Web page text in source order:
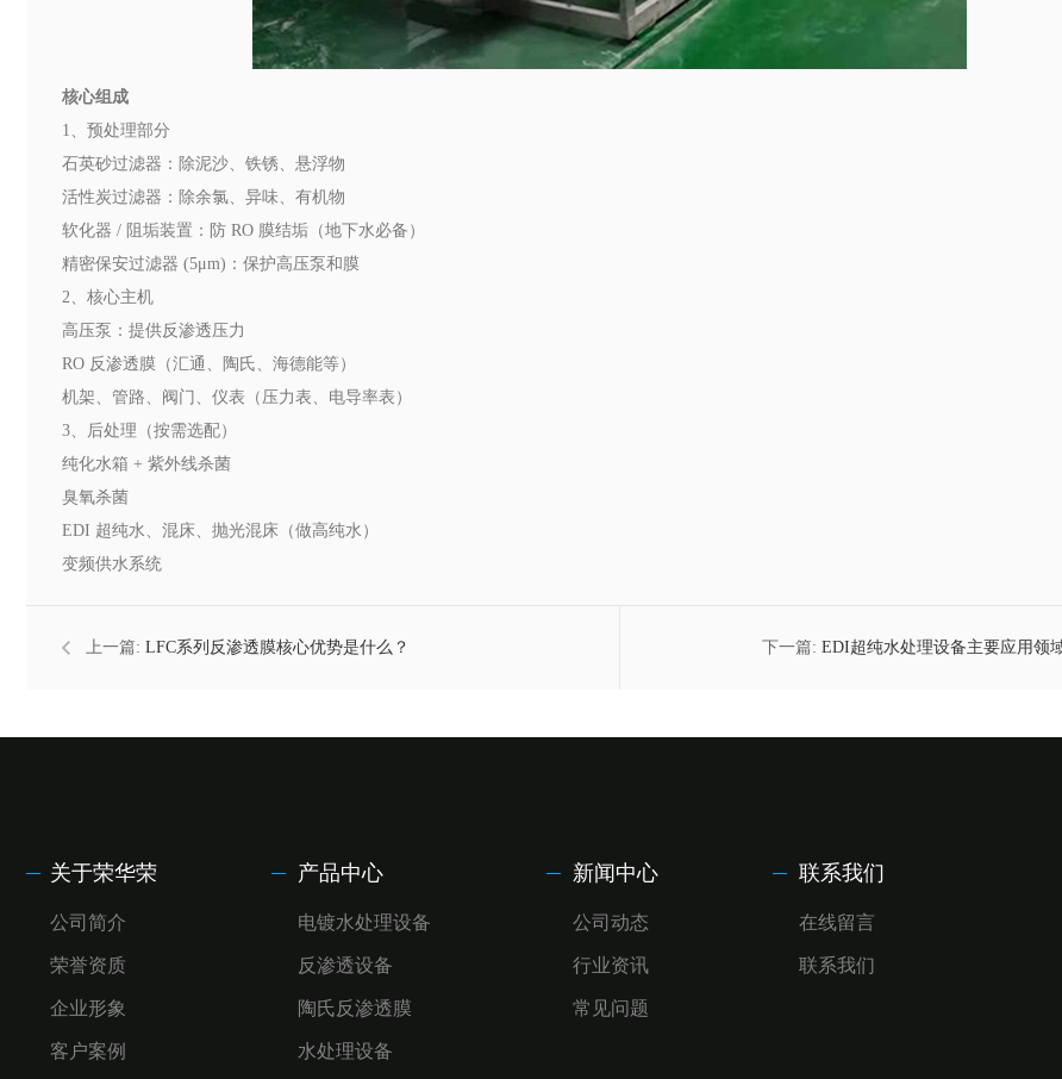
核心组成
1、预处理部分
石英砂过滤器：除泥沙、铁锈、悬浮物
活性炭过滤器：除余氯、异味、有机物
软化器 / 阻垢装置：防 RO 膜结垢（地下水必备）
精密保安过滤器 (5μm)：保护高压泵和膜
2、核心主机
高压泵：提供反渗透压力
RO 反渗透膜（汇通、陶氏、海德能等）
机架、管路、阀门、仪表（压力表、电导率表）
3、后处理（按需选配）
纯化水箱 + 紫外线杀菌
臭氧杀菌
EDI 超纯水、混床、抛光混床（做高纯水）
变频供水系统
上一篇: LFC系列反渗透膜核心优势是什么？ 下一篇: EDI超纯水处理设备主要应用领
关于荣华荣
公司简介
荣誉资质
企业形象
客户案例
产品中心
电镀水处理设备
反渗透设备
陶氏反渗透膜
水处理设备
新闻中心
公司动态
行业资讯
常见问题
联系我们
在线留言
联系我们